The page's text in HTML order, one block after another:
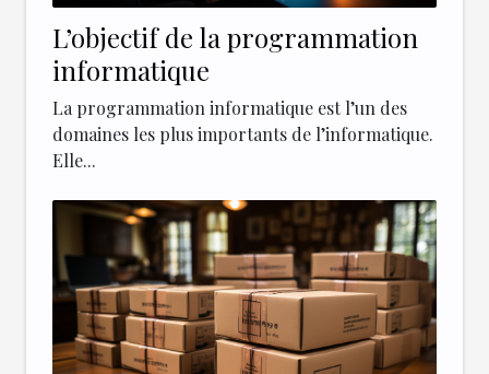
L’objectif de la programmation
informatique
La programmation informatique est l’un des
domaines les plus importants de l’informatique.
Elle...